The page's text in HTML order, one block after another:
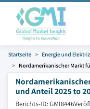
Startseite Energie und
Nordamerikanischer Markt
und Anteil 2025 to
Berichts-ID: GMI8446